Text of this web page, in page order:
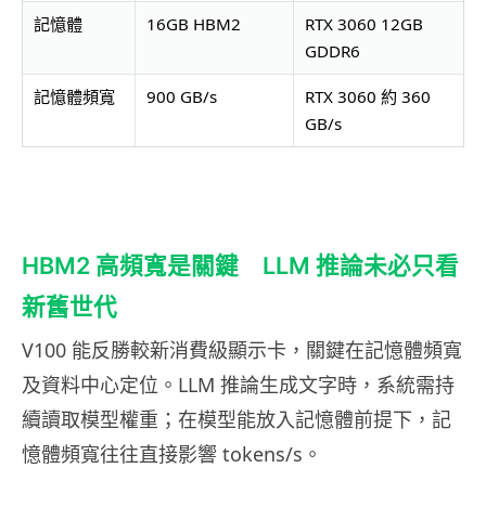
記憶體 16GB HBM2
RTX 3060 12GB
GDDR6
記憶體頻寬 900 GB/s
RTX 3060 約 360
GB/s
HBM2 高頻寬是關鍵 LLM 推論未必只看
新舊世代
V100 能反勝較新消費級顯示卡，關鍵在記憶體頻寬
及資料中心定位。LLM 推論生成文字時，系統需持
續讀取模型權重；在模型能放入記憶體前提下，記
憶體頻寬往往直接影響 tokens/s。